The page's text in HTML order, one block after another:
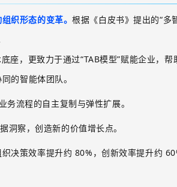
织形态的变革。根据《白皮书》提出的“多
座，更致力于通过“TAB模型”赋能企业，帮
的智能体团队。
务流程的自主复制与弹性扩展。
洞察，创造新的价值增长点。
决策效率提升约 80% ，创新效率提升约